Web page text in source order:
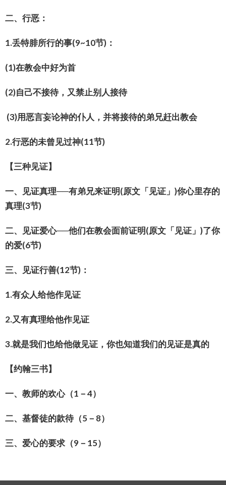
二、行恶：
1.丢特腓所行的事(9~10节) ：
(1)在教会中好为首
(2)自己不接待，又禁止别人接待
(3)用恶言妄论神的仆人，并将接待的弟兄赶出教会
2.行恶的未曾见过神(11节)
【三种见证】
一、见证真理──有弟兄来证明(原文「见证」 )你心里存的
真理(3节)
二、见证爱心──他们在教会面前证明(原文「见证」 )了你
的爱(6节)
三、见证行善(12节) ：
1.有众人给他作见证
2.又有真理给他作见证
3.就是我们也给他做见证，你也知道我们的见证是真的
【约翰三书】
一、教师的欢心（1 －4）
二、基督徒的款待（5－ 8）
三、 爱心的要求（9－ 15）